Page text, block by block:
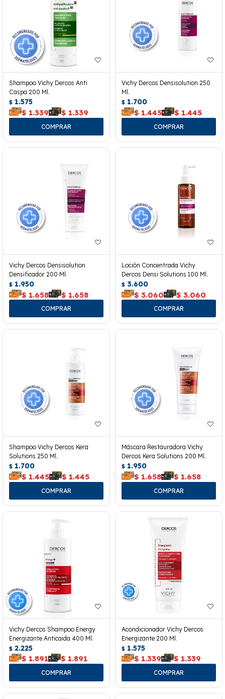
Shampoo Vichy Dercos Anti
Caspa 200 Ml.
$ 1.575
$ 1.339 $ 1.339
Vichy Dercos Densisolution 250
Ml.
$ 1.700
$ 1.445 $ 1.445
Vichy Dercos Densisolution
Densificador 200 Ml.
$ 1.950
$ 1.658 $ 1.658
Loción Concentrada Vichy
Dercos Densi Solutions 100 Ml.
$ 3.600
$ 3.060 $ 3.060
Shampoo Vichy Dercos Kera
Solutions 250 Ml.
$ 1.700
$ 1.445 $ 1.445
Máscara Restauradora Vichy
Dercos Kera Solutions 200 Ml.
$ 1.950
$ 1.658 $ 1.658
Vichy Dercos Shampoo Energy
Energizante Anticaida 400 Ml.
$ 2.225
$ 1.891 $ 1.891
Acondicionador Vichy Dercos
Energizante 200 Ml.
$ 1.575
$ 1.339 $ 1.339